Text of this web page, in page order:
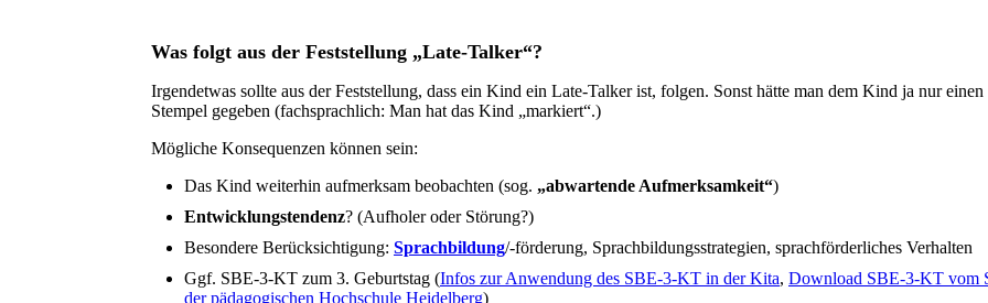
Was folgt aus der Feststellung „Late-Talker“?
Irgendetwas sollte aus der Feststellung, dass ein Kind ein Late-Talker ist, folgen. Sonst hätte man dem Kind ja nur einen
Stempel gegeben (fachsprachlich: Man hat das Kind „markiert“.)
Mögliche Konsequenzen können sein:
Das Kind weiterhin aufmerksam beobachten (sog. „abwartende Aufmerksamkeit“)
Entwicklungstendenz? (Aufholer oder Störung?)
Besondere Berücksichtigung: Sprachbildung/-förderung, Sprachbildungsstrategien, sprachförderliches Verhalten
Ggf. SBE-3-KT zum 3. Geburtstag (Infos zur Anwendung des SBE-3-KT in der Kita, Download SBE-3-KT vom
der pädagogischen Hochschule Heidelberg)